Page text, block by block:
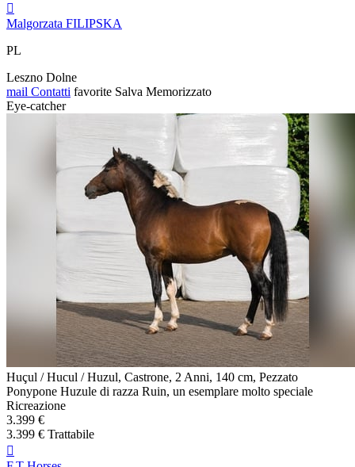

Malgorzata FILIPSKA
PL
Leszno Dolne
mail Contatti favorite Salva Memorizzato
Eye-catcher
Huçul / Hucul / Huzul, Castrone, 2 Anni, 140 cm, Pezzato
Ponypone Huzule di razza Ruin, un esemplare molto speciale
Ricreazione
3.399 €
3.399 € Trattabile
